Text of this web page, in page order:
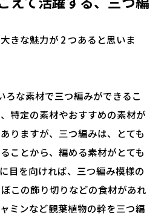
きな魅力が 2 つあると思いま
ろな素材で三つ編みができるこ
特定の素材やおすすめの素材が
りますが、三つ編みは、とても
ことから、編める素材がとても
目を向ければ、三つ編み模様の
ぼこの飾り切りなどの食材があれ
ミンなど観葉植物の幹を三つ編